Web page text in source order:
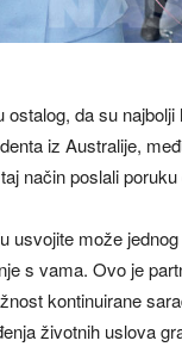
da su
iz Australije,
način poslali
usvojite može
s vama. Ovo je
kontinuirane
životnih uslova